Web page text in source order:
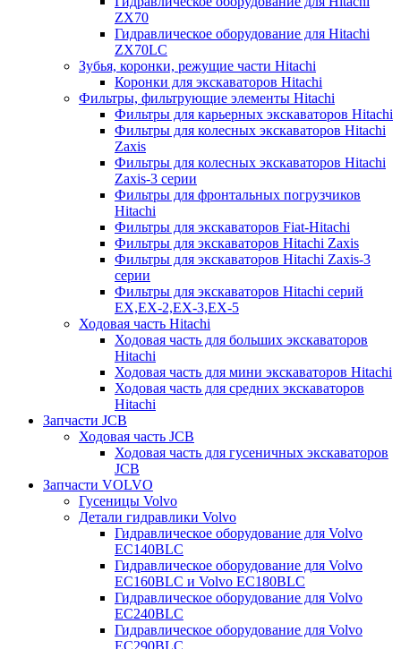
ZX70
Гидравлическое оборудование для Hitachi
ZX70LC
Зубья, коронки, режущие части Hitachi
Коронки для экскаваторов Hitachi
Фильтры, фильтрующие элементы Hitachi
Фильтры для карьерных экскаваторов Hitachi
Фильтры для колесных экскаваторов Hitachi
Zaxis
Фильтры для колесных экскаваторов Hitachi
Zaxis-3 серии
Фильтры для фронтальных погрузчиков
Hitachi
Фильтры для экскаваторов Fiat-Hitachi
Фильтры для экскаваторов Hitachi Zaxis
Фильтры для экскаваторов Hitachi Zaxis-3
серии
Фильтры для экскаваторов Hitachi серий
EX,EX-2,EX-3,EX-5
Ходовая часть Hitachi
Ходовая часть для больших экскаваторов
Hitachi
Ходовая часть для мини экскаваторов Hitachi
Ходовая часть для средних экскаваторов
Hitachi
Запчасти JCB
Ходовая часть JCB
Ходовая часть для гусеничных экскаваторов
JCB
Запчасти VOLVO
Гусеницы Volvo
Детали гидравлики Volvo
Гидравлическое оборудование для Volvo
EC140BLC
Гидравлическое оборудование для Volvo
EC160BLC и Volvo EC180BLC
Гидравлическое оборудование для Volvo
EC240BLC
Гидравлическое оборудование для Volvo
EC290BLC